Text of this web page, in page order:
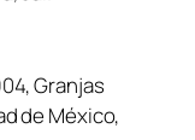
Granjas
de México,